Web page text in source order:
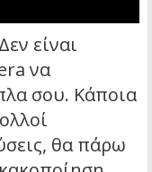
είναι
να
σου. Κάποια
θα πάρω